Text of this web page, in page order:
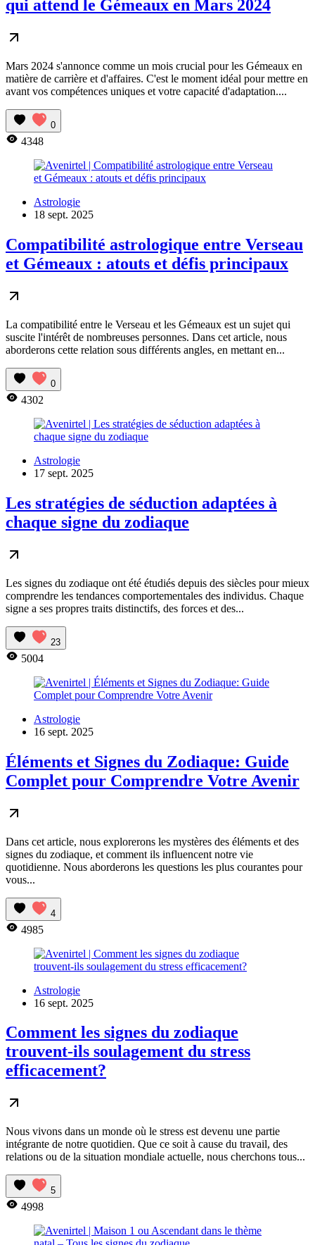
qui attend le Gémeaux en Mars 2024
Mars 2024 s'annonce comme un mois crucial pour les Gémeaux en
matière de carrière et d'affaires. C'est le moment idéal pour mettre en
avant vos compétences uniques et votre capacité d'adaptation....
0
4348
Astrologie
18 sept. 2025
Compatibilité astrologique entre Verseau
et Gémeaux : atouts et défis principaux
La compatibilité entre le Verseau et les Gémeaux est un sujet qui
suscite l'intérêt de nombreuses personnes. Dans cet article, nous
aborderons cette relation sous différents angles, en mettant en...
0
4302
Astrologie
17 sept. 2025
Les stratégies de séduction adaptées à
chaque signe du zodiaque
Les signes du zodiaque ont été étudiés depuis des siècles pour mieux
comprendre les tendances comportementales des individus. Chaque
signe a ses propres traits distinctifs, des forces et des...
23
5004
Astrologie
16 sept. 2025
Éléments et Signes du Zodiaque: Guide
Complet pour Comprendre Votre Avenir
Dans cet article, nous explorerons les mystères des éléments et des
signes du zodiaque, et comment ils influencent notre vie
quotidienne. Nous aborderons les questions les plus courantes pour
vous...
4
4985
Astrologie
16 sept. 2025
Comment les signes du zodiaque
trouvent-ils soulagement du stress
efficacement?
Nous vivons dans un monde où le stress est devenu une partie
intégrante de notre quotidien. Que ce soit à cause du travail, des
relations ou de la situation mondiale actuelle, nous cherchons tous...
5
4998